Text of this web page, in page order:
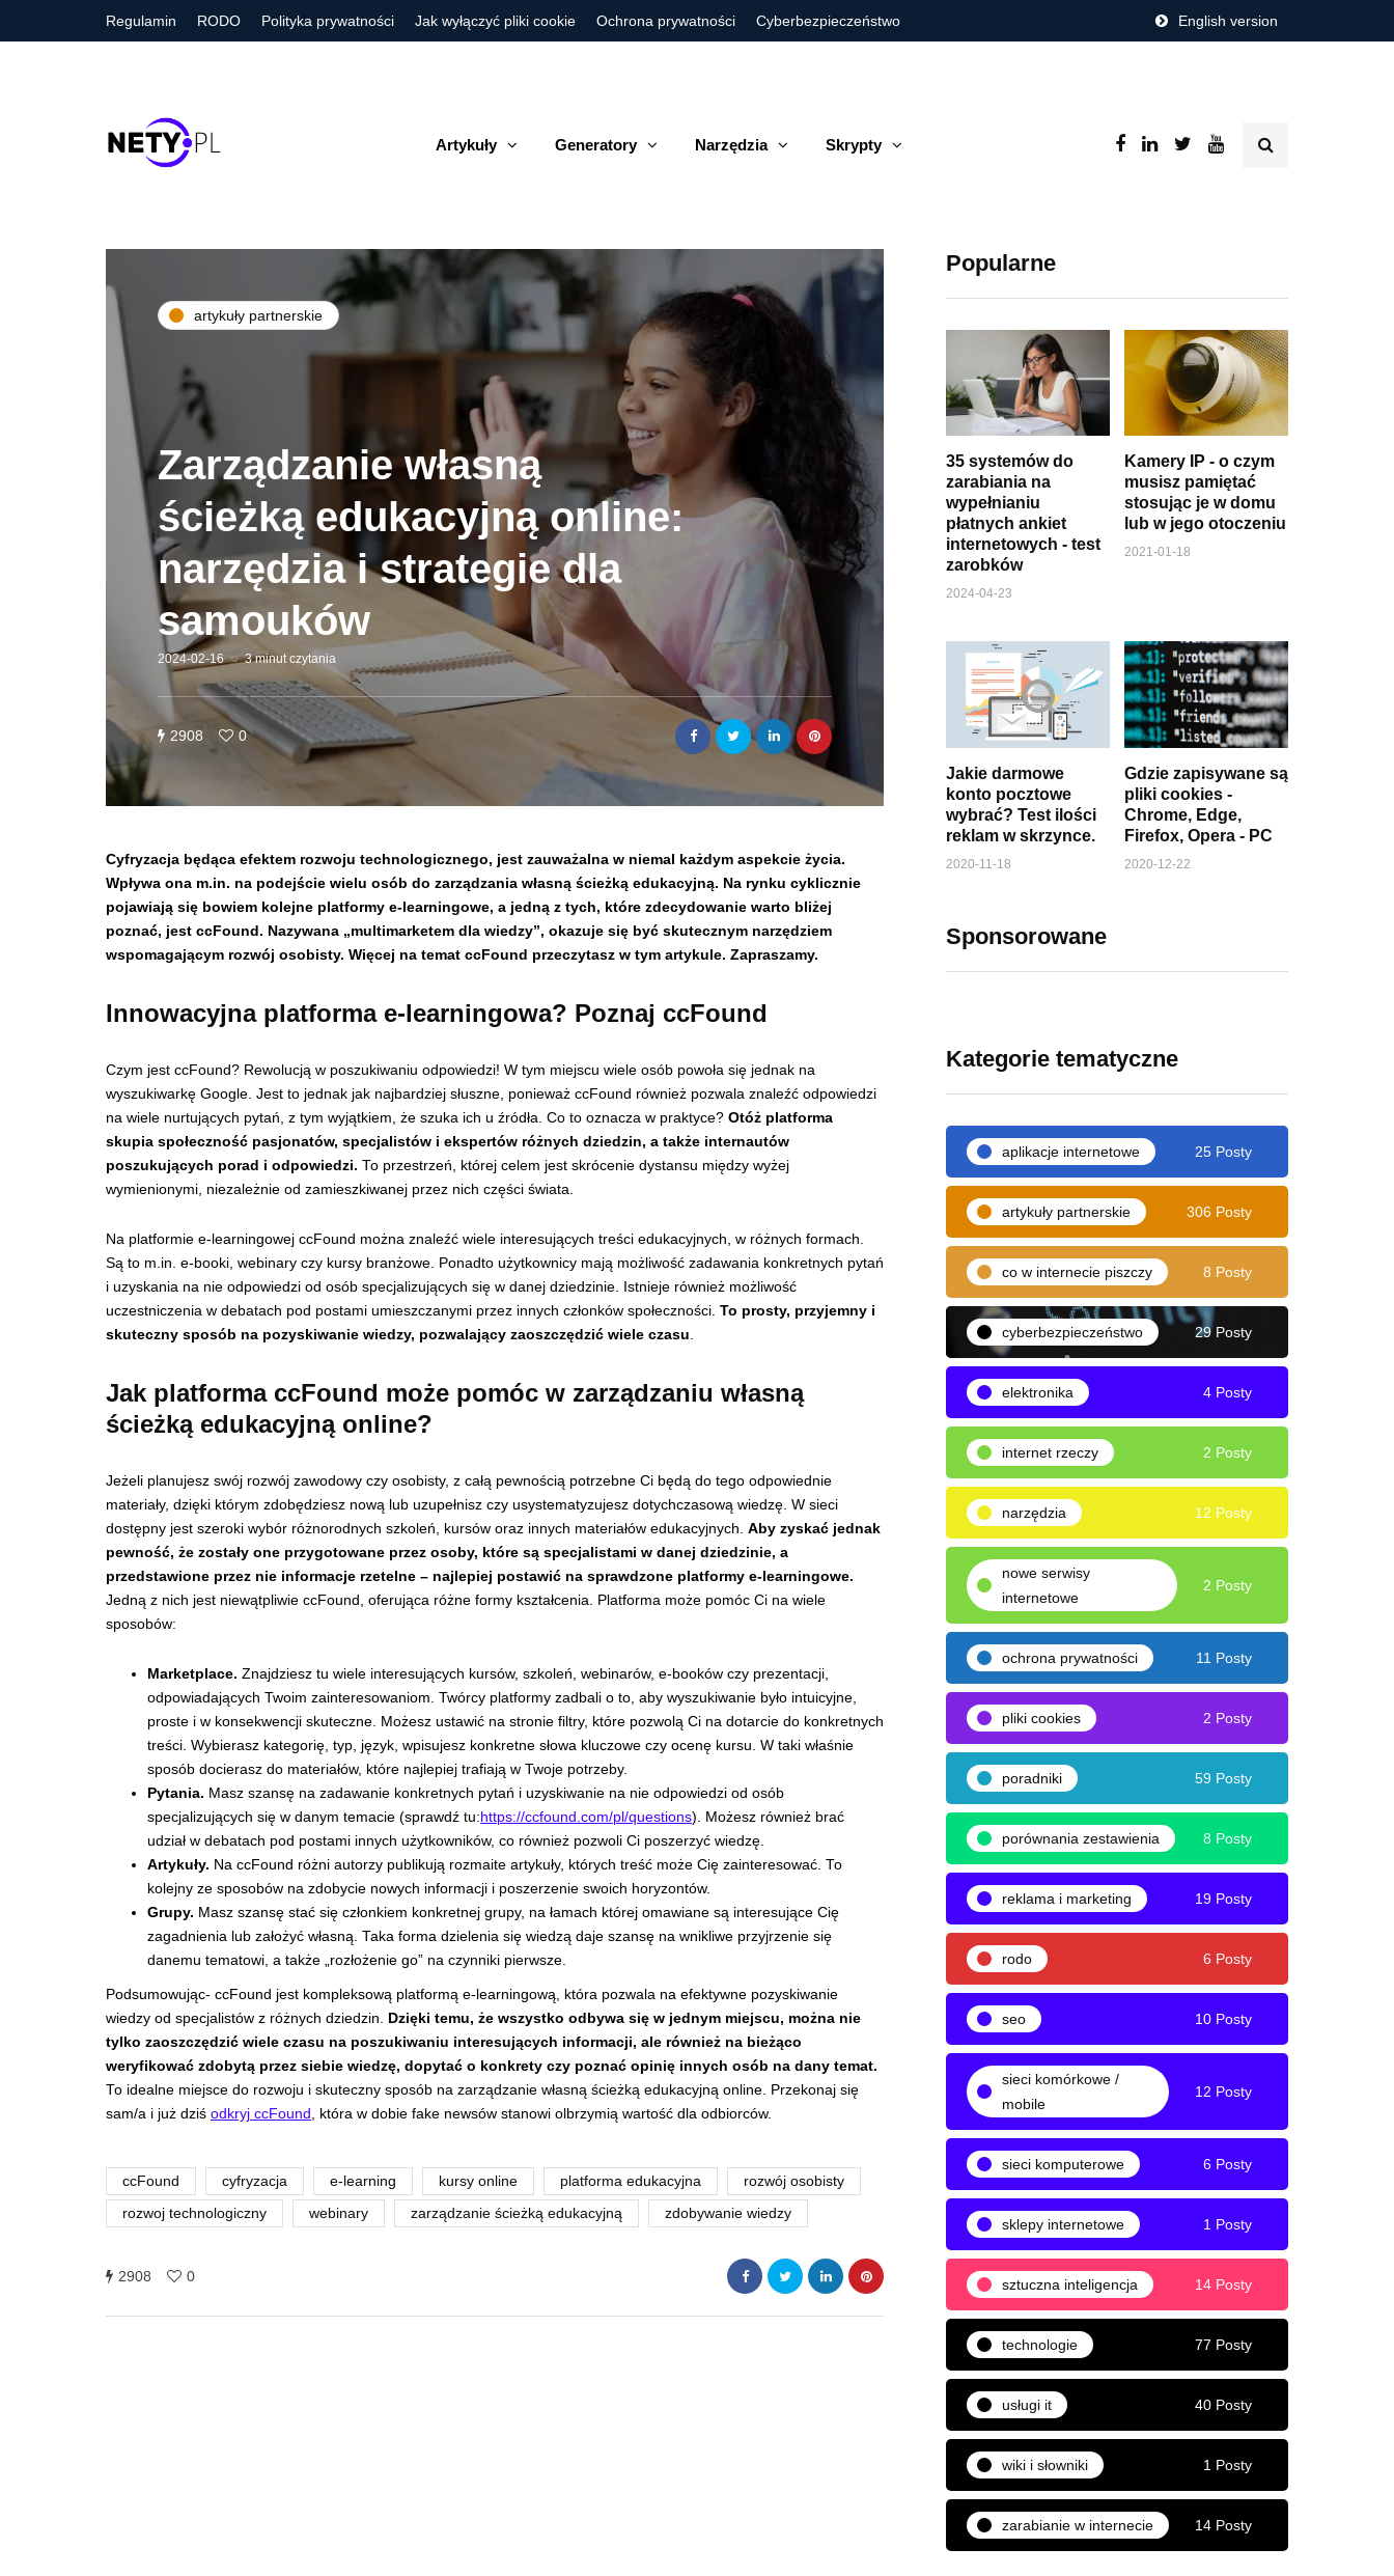
Regulamin RODO Polityka prywatności Jak wyłączyć pliki cookie Ochrona prywatności Cyberbezpieczeństwo English version
Artykuły Generatory Narzędzia Skrypty
artykuły partnerskie
Zarządzanie własną
ścieżką edukacyjną online:
narzędzia i strategie dla
samouków
2024-02-16 3 minut czytania
2908 0
Cyfryzacja będąca efektem rozwoju technologicznego, jest zauważalna w niemal każdym aspekcie życia.
Wpływa ona m.in. na podejście wielu osób do zarządzania własną ścieżką edukacyjną. Na rynku cyklicznie
pojawiają się bowiem kolejne platformy e-learningowe, a jedną z tych, które zdecydowanie warto bliżej
poznać, jest ccFound. Nazywana „multimarketem dla wiedzy”, okazuje się być skutecznym narzędziem
wspomagającym rozwój osobisty. Więcej na temat ccFound przeczytasz w tym artykule. Zapraszamy.
Innowacyjna platforma e-learningowa? Poznaj ccFound
Czym jest ccFound? Rewolucją w poszukiwaniu odpowiedzi! W tym miejscu wiele osób powoła się jednak na
wyszukiwarkę Google. Jest to jednak jak najbardziej słuszne, ponieważ ccFound również pozwala znaleźć odpowiedzi
na wiele nurtujących pytań, z tym wyjątkiem, że szuka ich u źródła. Co to oznacza w praktyce? Otóż platforma
skupia społeczność pasjonatów, specjalistów i ekspertów różnych dziedzin, a także internautów
poszukujących porad i odpowiedzi. To przestrzeń, której celem jest skrócenie dystansu między wyżej
wymienionymi, niezależnie od zamieszkiwanej przez nich części świata.
Na platformie e-learningowej ccFound można znaleźć wiele interesujących treści edukacyjnych, w różnych formach.
Są to m.in. e-booki, webinary czy kursy branżowe. Ponadto użytkownicy mają możliwość zadawania konkretnych pytań
i uzyskania na nie odpowiedzi od osób specjalizujących się w danej dziedzinie. Istnieje również możliwość
uczestniczenia w debatach pod postami umieszczanymi przez innych członków społeczności. To prosty, przyjemny i
skuteczny sposób na pozyskiwanie wiedzy, pozwalający zaoszczędzić wiele czasu.
Jak platforma ccFound może pomóc w zarządzaniu własną
ścieżką edukacyjną online?
Jeżeli planujesz swój rozwój zawodowy czy osobisty, z całą pewnością potrzebne Ci będą do tego odpowiednie
materiały, dzięki którym zdobędziesz nową lub uzupełnisz czy usystematyzujesz dotychczasową wiedzę. W sieci
dostępny jest szeroki wybór różnorodnych szkoleń, kursów oraz innych materiałów edukacyjnych. Aby zyskać jednak
pewność, że zostały one przygotowane przez osoby, które są specjalistami w danej dziedzinie, a
przedstawione przez nie informacje rzetelne – najlepiej postawić na sprawdzone platformy e-learningowe.
Jedną z nich jest niewątpliwie ccFound, oferująca różne formy kształcenia. Platforma może pomóc Ci na wiele
sposobów:
Marketplace. Znajdziesz tu wiele interesujących kursów, szkoleń, webinarów, e-booków czy prezentacji,
odpowiadających Twoim zainteresowaniom. Twórcy platformy zadbali o to, aby wyszukiwanie było intuicyjne,
proste i w konsekwencji skuteczne. Możesz ustawić na stronie filtry, które pozwolą Ci na dotarcie do konkretnych
treści. Wybierasz kategorię, typ, język, wpisujesz konkretne słowa kluczowe czy ocenę kursu. W taki właśnie
sposób docierasz do materiałów, które najlepiej trafiają w Twoje potrzeby.
Pytania. Masz szansę na zadawanie konkretnych pytań i uzyskiwanie na nie odpowiedzi od osób
specjalizujących się w danym temacie (sprawdź tu: https://ccfound.com/pl/questions). Możesz również brać
udział w debatach pod postami innych użytkowników, co również pozwoli Ci poszerzyć wiedzę.
Artykuły. Na ccFound różni autorzy publikują rozmaite artykuły, których treść może Cię zainteresować. To
kolejny ze sposobów na zdobycie nowych informacji i poszerzenie swoich horyzontów.
Grupy. Masz szansę stać się członkiem konkretnej grupy, na łamach której omawiane są interesujące Cię
zagadnienia lub założyć własną. Taka forma dzielenia się wiedzą daje szansę na wnikliwe przyjrzenie się
danemu tematowi, a także „rozłożenie go” na czynniki pierwsze.
Podsumowując- ccFound jest kompleksową platformą e-learningową, która pozwala na efektywne pozyskiwanie
wiedzy od specjalistów z różnych dziedzin. Dzięki temu, że wszystko odbywa się w jednym miejscu, można nie
tylko zaoszczędzić wiele czasu na poszukiwaniu interesujących informacji, ale również na bieżąco
weryfikować zdobytą przez siebie wiedzę, dopytać o konkrety czy poznać opinię innych osób na dany temat.
To idealne miejsce do rozwoju i skuteczny sposób na zarządzanie własną ścieżką edukacyjną online. Przekonaj się
sam/a i już dziś odkryj ccFound , która w dobie fake newsów stanowi olbrzymią wartość dla odbiorców.
ccFound cyfryzacja e-learning kursy online platforma edukacyjna rozwój osobisty
rozwoj technologiczny webinary zarządzanie ścieżką edukacyjną zdobywanie wiedzy
2908 0
Popularne
35 systemów do
zarabiania na
wypełnianiu
płatnych ankiet
internetowych - test
zarobków
2024-04-23
Kamery IP - o czym
musisz pamiętać
stosując je w domu
lub w jego otoczeniu
2021-01-18
Jakie darmowe
konto pocztowe
wybrać? Test ilości
reklam w skrzynce.
2020-11-18
Gdzie zapisywane są
pliki cookies -
Chrome, Edge,
Firefox, Opera - PC
2020-12-22
Sponsorowane
Kategorie tematyczne
aplikacje internetowe 25 Posty
artykuły partnerskie 306 Posty
co w internecie piszczy 8 Posty
cyberbezpieczeństwo 29 Posty
elektronika 4 Posty
internet rzeczy 2 Posty
narzędzia 12 Posty
nowe serwisy
internetowe
2 Posty
ochrona prywatności 11 Posty
pliki cookies 2 Posty
poradniki 59 Posty
porównania zestawienia 8 Posty
reklama i marketing 19 Posty
rodo 6 Posty
seo 10 Posty
sieci komórkowe /
mobile
12 Posty
sieci komputerowe 6 Posty
sklepy internetowe 1 Posty
sztuczna inteligencja 14 Posty
technologie 77 Posty
usługi it 40 Posty
wiki i słowniki 1 Posty
zarabianie w internecie 14 Posty